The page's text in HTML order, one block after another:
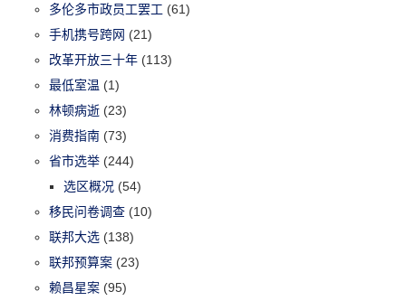
多伦多市政员工罢工 (61)
手机携号跨网 (21)
改革开放三十年 (113)
最低室温 (1)
林顿病逝 (23)
消费指南 (73)
省市选举 (244)
选区概况 (54)
移民问卷调查 (10)
联邦大选 (138)
联邦预算案 (23)
赖昌星案 (95)